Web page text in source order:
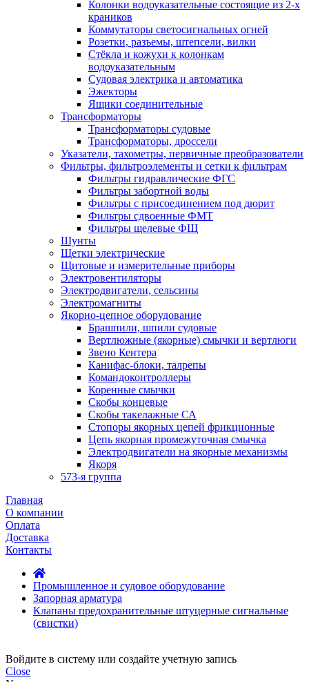
Колонки водоуказательные состоящие из 2-х
краников
Коммутаторы светосигнальных огней
Розетки, разъемы, штепсели, вилки
Стёкла и кожухи к колонкам
водоуказательным
Судовая электрика и автоматика
Эжекторы
Ящики соединительные
Трансформаторы
Трансформаторы судовые
Трансформаторы, дроссели
Указатели, тахометры, первичные преобразователи
Фильтры, фильтроэлементы и сетки к фильтрам
Фильтры гидравлические ФГС
Фильтры забортной воды
Фильтры с присоединением под дюрит
Фильтры сдвоенные ФМТ
Фильтры щелевые ФЩ
Шунты
Щетки электрические
Щитовые и измерительные приборы
Электровентиляторы
Электродвигатели, сельсины
Электромагниты
Якорно-цепное оборудование
Брашпили, шпили судовые
Вертлюжные (якорные) смычки и вертлюги
Звено Кентера
Канифас-блоки, талрепы
Командоконтроллеры
Коренные смычки
Скобы концевые
Скобы такелажные СА
Стопоры якорных цепей фрикционные
Цепь якорная промежуточная смычка
Электродвигатели на якорные механизмы
Якоря
573-я группа
Главная
О компании
Оплата
Доставка
Контакты
Промышленное и судовое оборудование
Запорная арматура
Клапаны предохранительные штуцерные сигнальные
(свистки)
Войдите в систему или создайте учетную запись
Close